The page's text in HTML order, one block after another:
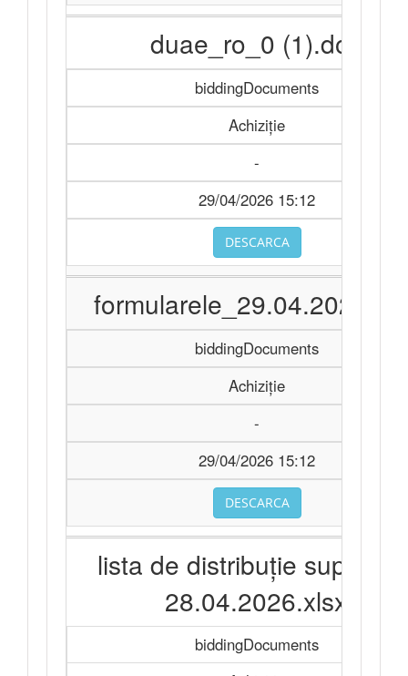
duae_ro_0 (1).doc
biddingDocuments
Achiziție
-
29/04/2026 15:12
DESCARCA
biddingDocuments
Achiziție
-
29/04/2026 15:12
DESCARCA
lista de distribuție
28.04.2026.xlsx
biddingDocuments